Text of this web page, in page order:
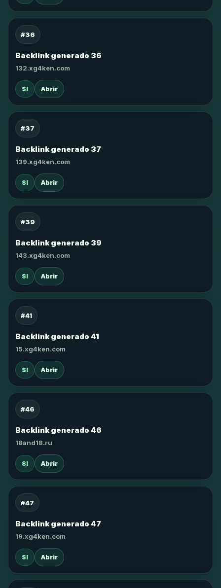
#36
Backlink generado 36
132.xg4ken.com
SI Abrir
#37
Backlink generado 37
139.xg4ken.com
SI Abrir
#39
Backlink generado 39
143.xg4ken.com
SI Abrir
#41
Backlink generado 41
15.xg4ken.com
SI Abrir
#46
Backlink generado 46
18and18.ru
SI Abrir
#47
Backlink generado 47
19.xg4ken.com
SI Abrir